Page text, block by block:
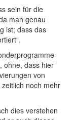
sein für die
man genau
ist; dass das
ohne, dass hier
von
noch mehr
dies verstehen